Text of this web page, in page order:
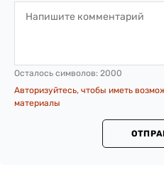
Осталось символов: 2000
Авторизуйтесь, чтобы иметь
материалы